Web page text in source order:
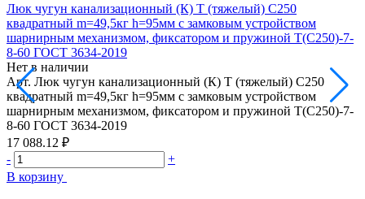
Люк чугун канализационный (К) Т (тяжелый) С250
квадратный m=49,5кг h=95мм с замковым устройством
шарнирным механизмом, фиксатором и пружиной Т(С250)-7-
8-60 ГОСТ 3634-2019
Нет в наличии
Арт. Люк чугун канализационный (К) Т (тяжелый) С250
квадратный m=49,5кг h=95мм с замковым устройством
шарнирным механизмом, фиксатором и пружиной Т(С250)-7-
8-60 ГОСТ 3634-2019
17 088.12 ₽
-
+
В корзину